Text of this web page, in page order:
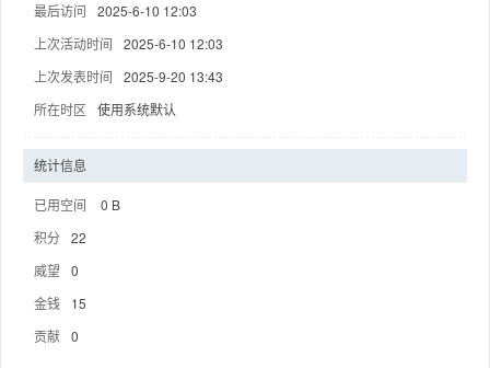
最后访问
2025-6-10 12:03
上次活动时间
2025-6-10 12:03
上次发表时间
2025-9-20 13:43
所在时区
使用系统默认
统计信息
已用空间
0 B
积分 22
威望
0
金钱
15
贡献 0